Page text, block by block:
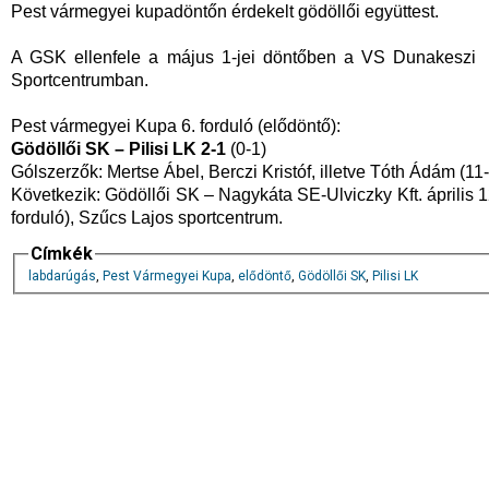
Pest vármegyei kupadöntőn érdekelt gödöllői együttest.
A GSK ellenfele a május 1-jei döntőben a VS
Sportcentrumban.
Pest vármegyei Kupa 6. forduló (elődöntő):
Gödöllői SK – Pilisi LK 2-1 (0-1)
Gólszerzők: Mertse Ábel, Berczi Kristóf, illetve Tóth Ádám
Következik: Gödöllői SK – Nagykáta SE-Ulviczky Kft. április
forduló), Szűcs Lajos sportcentrum.
Címkék
labdarúgás, Pest Vármegyei Kupa, elődöntő, Gödöllői SK, Pilisi LK